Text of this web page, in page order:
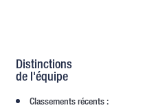
Distinctions
de l'équipe
Classements récents :